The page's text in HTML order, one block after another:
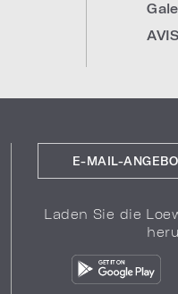
E-MAIL-
Laden Sie die